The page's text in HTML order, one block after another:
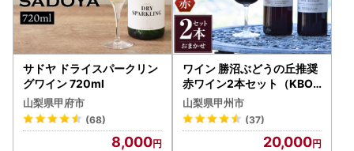
サドヤ ドライスパークリン
グワイン 720ml
山梨県甲府市
(68)
8,000
ワイン 勝沼ぶどうの丘推奨
赤ワイン2本セット（KBO
）B2-615
山梨県甲州市
(37)
20,000